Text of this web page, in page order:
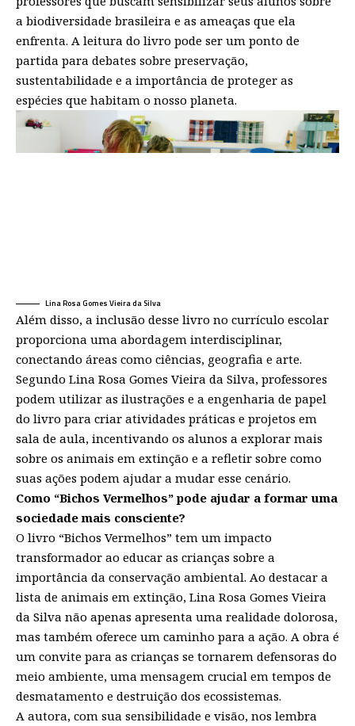
a biodiversidade brasileira e as ameaças que ela
enfrenta. A leitura do livro pode ser um ponto de
partida para debates sobre preservação,
sustentabilidade e a importância de proteger as
espécies que habitam o nosso planeta.
Lina Rosa Gomes Vieira da Silva
Além disso, a inclusão desse livro no currículo escolar
proporciona uma abordagem interdisciplinar,
conectando áreas como ciências, geografia e arte.
Segundo Lina Rosa Gomes Vieira da Silva, professores
podem utilizar as ilustrações e a engenharia de papel
do livro para criar atividades práticas e projetos em
sala de aula, incentivando os alunos a explorar mais
sobre os animais em extinção e a refletir sobre como
suas ações podem ajudar a mudar esse cenário.
Como “Bichos Vermelhos” pode ajudar a formar uma
sociedade mais consciente?
O livro “Bichos Vermelhos” tem um impacto
transformador ao educar as crianças sobre a
importância da conservação ambiental. Ao destacar a
lista de animais em extinção, Lina Rosa Gomes Vieira
da Silva não apenas apresenta uma realidade dolorosa,
mas também oferece um caminho para a ação. A obra é
um convite para as crianças se tornarem defensoras do
meio ambiente, uma mensagem crucial em tempos de
desmatamento e destruição dos ecossistemas.
A autora, com sua sensibilidade e visão, nos lembra